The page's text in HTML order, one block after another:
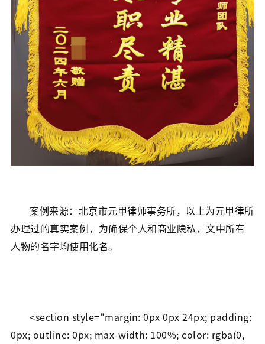
案例来源：北京市元甲律师事务所，以上为元甲律所
办理过的真实案例，为确保个人和商业隐私，文中所有
人物的名字均使用化名。
<section style="margin: 0px 0px 24px; padding:
0px; outline: 0px; max-width: 100%; color: rgba(0,